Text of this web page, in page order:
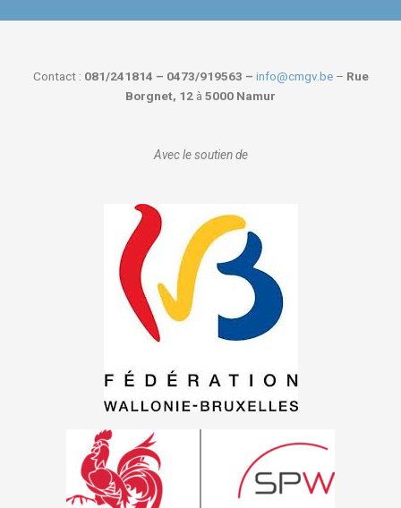
Contact : 081/241814 – 0473/919563 – info@cmgv.be– Rue
Borgnet, 12 à 5000 Namur
Avec le soutien de